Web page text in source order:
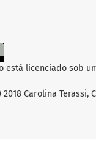
está licenciado sob
2018 Carolina Terassi,